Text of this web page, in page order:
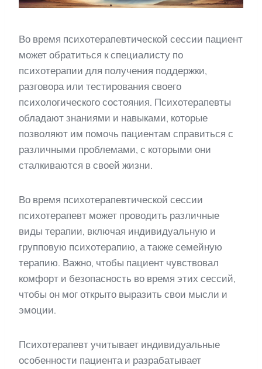
Во время психотерапевтической сессии пациент
может обратиться к специалисту по
психотерапии для получения поддержки,
разговора или тестирования своего
психологического состояния. Психотерапевты
обладают знаниями и навыками, которые
позволяют им помочь пациентам справиться с
различными проблемами, с которыми они
сталкиваются в своей жизни.
Во время психотерапевтической сессии
психотерапевт может проводить различные
виды терапии, включая индивидуальную и
групповую психотерапию, а также семейную
терапию. Важно, чтобы пациент чувствовал
комфорт и безопасность во время этих сессий,
чтобы он мог открыто выразить свои мысли и
эмоции.
Психотерапевт учитывает индивидуальные
особенности пациента и разрабатывает